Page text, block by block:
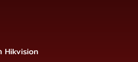
Hikvision